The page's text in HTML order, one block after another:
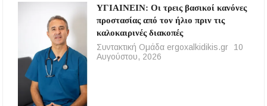
ΥΓΙΑΙΝΕΙΝ: Οι τρεις βασικοί κανόνες
προστασίας από τον ήλιο πριν τις
καλοκαιρινές διακοπές
Συντακτική Ομάδα ergoxalkidikis.gr
10
Αυγούστου, 2026